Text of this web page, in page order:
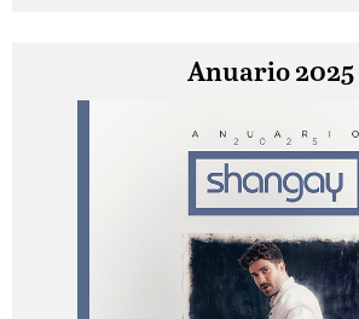
Anuario 2025